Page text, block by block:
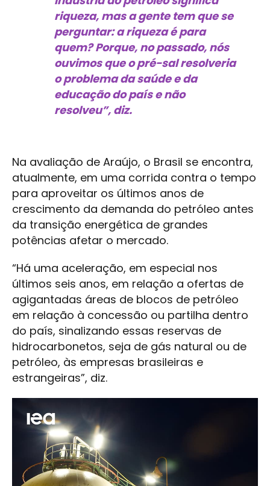
riqueza, mas a gente tem que se
perguntar: a riqueza é para
quem? Porque, no passado, nós
ouvimos que o pré-sal resolveria
o problema da saúde e da
educação do país e não
resolveu”, diz.
Na avaliação de Araújo, o Brasil se encontra,
atualmente, em uma corrida contra o tempo
para aproveitar os últimos anos de
crescimento da demanda do petróleo antes
da transição energética de grandes
potências afetar o mercado.
“Há uma aceleração, em especial nos
últimos seis anos, em relação a ofertas de
agigantadas áreas de blocos de petróleo
em relação à concessão ou partilha dentro
do país, sinalizando essas reservas de
hidrocarbonetos, seja de gás natural ou de
petróleo, às empresas brasileiras e
estrangeiras”, diz.